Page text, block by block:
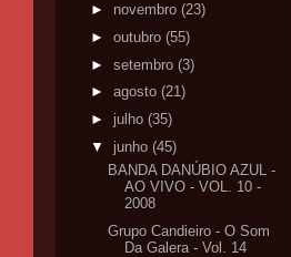
► novembro (23)
► outubro (55)
► setembro (3)
► agosto (21)
► julho (35)
▼ junho (45)
BANDA DANÚBIO AZUL -
AO VIVO - VOL. 10 -
2008
Grupo Candieiro - O Som
Da Galera - Vol. 14